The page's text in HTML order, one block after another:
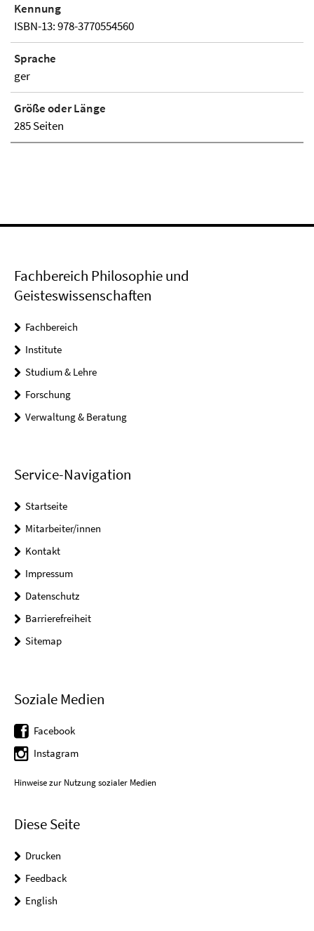
Kennung
ISBN-13: 978-3770554560
Sprache
ger
Größe oder Länge
285 Seiten
Fachbereich Philosophie und
Geisteswissenschaften
Fachbereich
Institute
Studium & Lehre
Forschung
Verwaltung & Beratung
Service-Navigation
Startseite
Mitarbeiter/innen
Kontakt
Impressum
Datenschutz
Barrierefreiheit
Sitemap
Soziale Medien
Facebook
Instagram
Hinweise zur Nutzung sozialer Medien
Diese Seite
Drucken
Feedback
English